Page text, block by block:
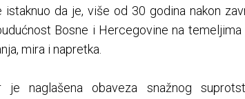
istaknuo da je, više od 30 godina nakon
Bosne i Hercegovine na temeljima
mira i napretka.
je naglašena obaveza snažnog